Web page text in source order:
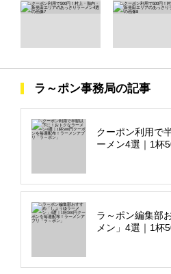
ラ～ポン事務局の記事
クーポン利用で
ーメン4選｜1杯
ラ～ポン編集部
メン」4選｜1杯